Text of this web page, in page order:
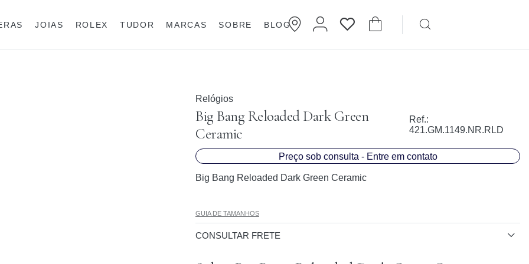
JOIAS MARCAS SOBRE
ROLEX TUDOR BLOG
Relógios
Big Bang Reloaded Dark Green
Ceramic
Ref.:
421.GM.1149.NR.RLD
Preço sob consulta - Entre em contato
Big Bang Reloaded Dark Green Ceramic
GUIA DE TAMANHOS
CONSULTAR FRETE